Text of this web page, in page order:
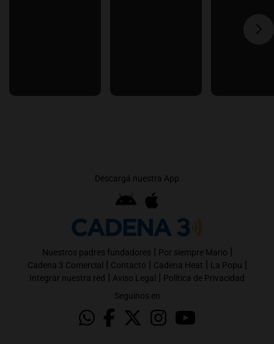
Descargá nuestra App
Nuestros padres fundadores | Por siempre Mario |
Cadena 3 Comercial | Contacto | Cadena Heat | La Popu |
Integrar nuestra red | Aviso Legal | Política de Privacidad
Seguinos en